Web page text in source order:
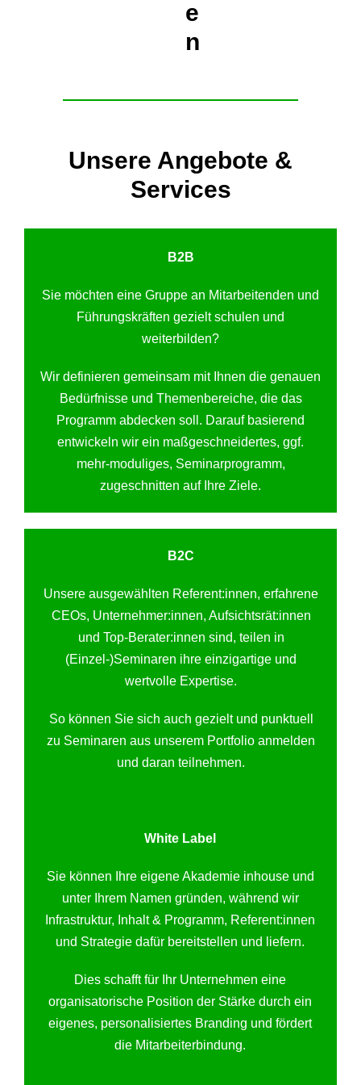
e
n
Unsere Angebote &
Services
B2B
Sie möchten eine Gruppe an Mitarbeitenden und
Führungskräften gezielt schulen und
weiterbilden?
Wir definieren gemeinsam mit Ihnen die genauen
Bedürfnisse und Themenbereiche, die das
Programm abdecken soll. Darauf basierend
entwickeln wir ein maßgeschneidertes, ggf.
mehr-moduliges, Seminarprogramm,
zugeschnitten auf Ihre Ziele.
B2C
Unsere ausgewählten Referent:innen, erfahrene
CEOs, Unternehmer:innen, Aufsichtsrät:innen
und Top-Berater:innen sind, teilen in
(Einzel-)Seminaren ihre einzigartige und
wertvolle Expertise.
So können Sie sich auch gezielt und punktuell
zu Seminaren aus unserem Portfolio anmelden
und daran teilnehmen.
White Label
Sie können Ihre eigene Akademie inhouse und
unter Ihrem Namen gründen, während wir
Infrastruktur, Inhalt & Programm, Referent:innen
und Strategie dafür bereitstellen und liefern.
Dies schafft für Ihr Unternehmen eine
organisatorische Position der Stärke durch ein
eigenes, personalisiertes Branding und fördert
die Mitarbeiterbindung.